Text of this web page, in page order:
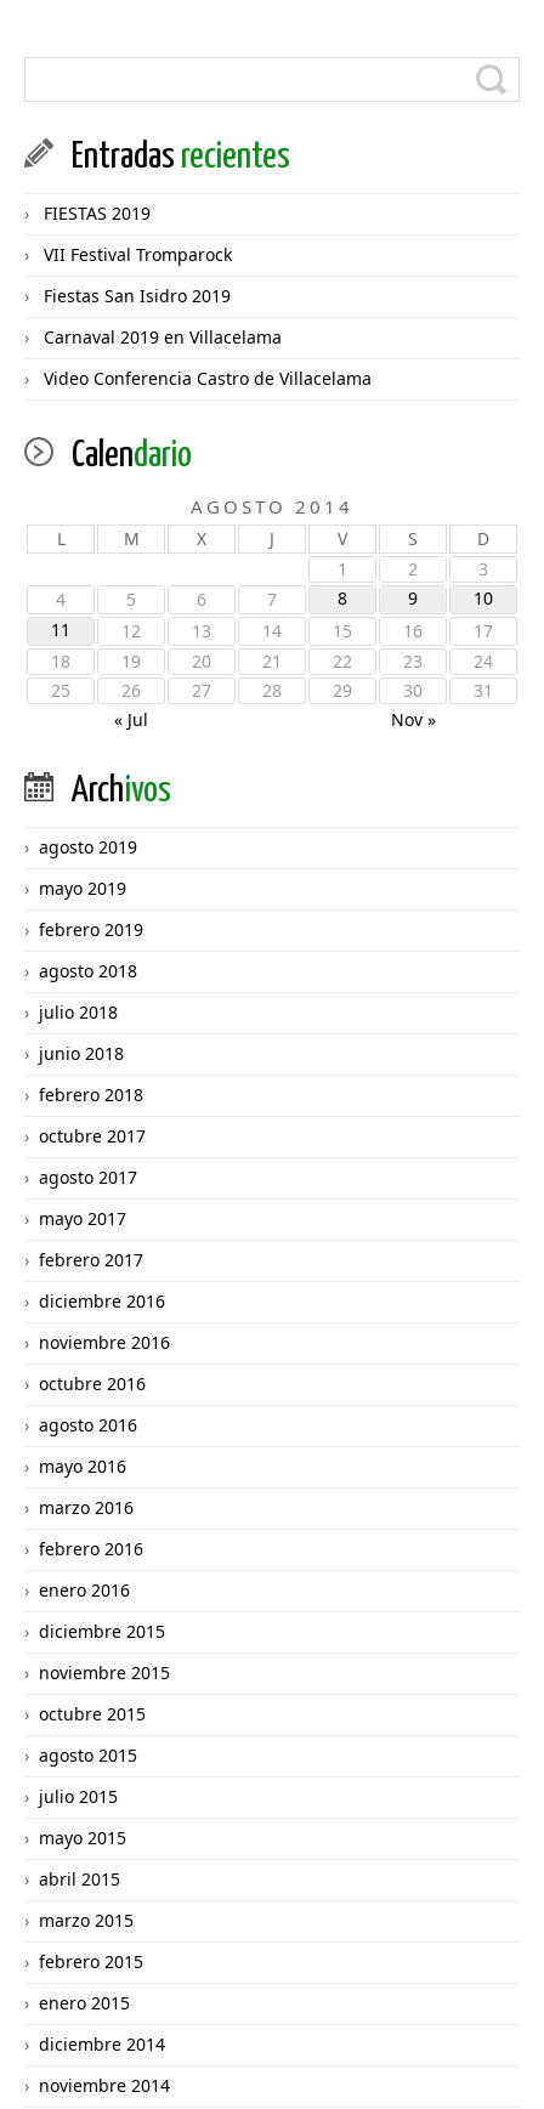
Entradas recientes
FIESTAS 2019
VII Festival Tromparock
Fiestas San Isidro 2019
Carnaval 2019 en Villacelama
Video Conferencia Castro de Villacelama
Calendario
AGOSTO 2014
L M X J V S D
« Jul Nov »
1 2
3
4
5 6 7 8 9
10
11
12 13 14 15 16
17
18
19 20 21 22 23
24
25
26 27 28 29 30 31
Archivos
agosto 2019
mayo 2019
febrero 2019
agosto 2018
julio 2018
junio 2018
febrero 2018
octubre 2017
agosto 2017
mayo 2017
febrero 2017
diciembre 2016
noviembre 2016
octubre 2016
agosto 2016
mayo 2016
marzo 2016
febrero 2016
enero 2016
diciembre 2015
noviembre 2015
octubre 2015
agosto 2015
julio 2015
mayo 2015
abril 2015
marzo 2015
febrero 2015
enero 2015
diciembre 2014
noviembre 2014